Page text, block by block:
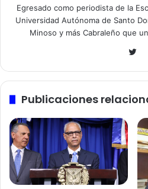
Egresado como periodista de la
Universidad Autónoma de Santo
Minoso y más Cabraleño que
Publicaciones